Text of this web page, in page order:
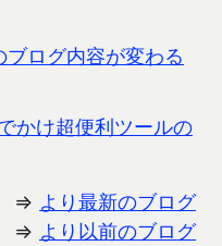
ログ内容が変わる
かけ超便利ツールの
⇒ より最新のブログ
⇒ より以前のブログ